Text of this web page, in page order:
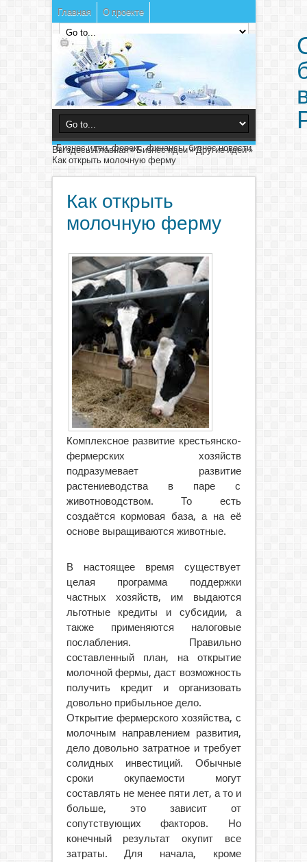
Главная О проекте
Бизнес идеи, форекс, финансы, бизнес новости
Вы здесь:Главная»Бизнес идеи»Другие идеи»
Как открыть молочную ферму
Как открыть
молочную ферму
Комплексное развитие крестьянско-
фермерских хозяйств
подразумевает развитие
растениеводства в паре с
животноводством. То есть
создаётся кормовая база, а на её
основе выращиваются животные.
В настоящее время существует
целая программа поддержки
частных хозяйств, им выдаются
льготные кредиты и субсидии, а
также применяются налоговые
послабления. Правильно
составленный план, на открытие
молочной фермы, даст возможность
получить кредит и организовать
довольно прибыльное дело.
Открытие фермерского хозяйства, с
молочным направлением развития,
дело довольно затратное и требует
солидных инвестиций. Обычные
сроки окупаемости могут
составлять не менее пяти лет, а то и
больше, это зависит от
сопутствующих факторов. Но
конечный результат окупит все
затраты. Для начала, кроме